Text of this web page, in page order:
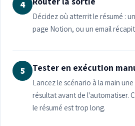
4
Décidez où atterrit le résumé :
page Notion, ou un email
5 Tester en exécution
Lancez le scénario à la main
résultat avant de l'automatiser.
le résumé est trop long.